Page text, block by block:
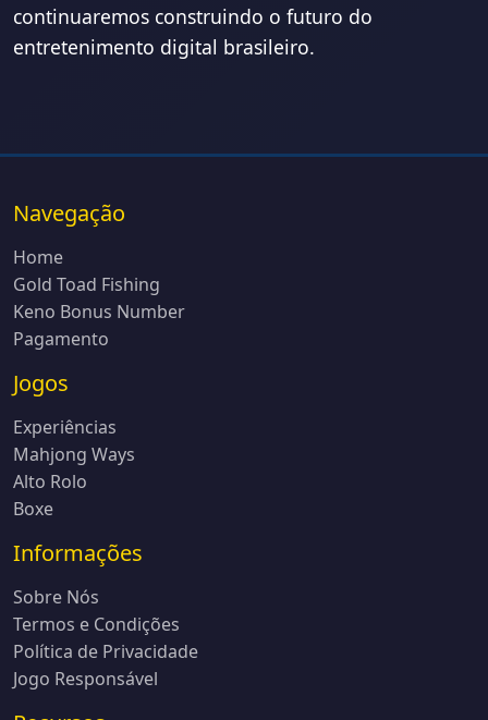
continuaremos construindo o futuro do
entretenimento digital brasileiro.
Navegação
Home
Gold Toad Fishing
Keno Bonus Number
Pagamento
Jogos
Experiências
Mahjong Ways
Alto Rolo
Boxe
Informações
Sobre Nós
Termos e Condições
Política de Privacidade
Jogo Responsável